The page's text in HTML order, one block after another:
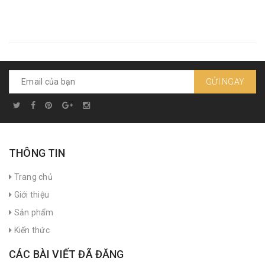
GỬI NGAY
THÔNG TIN
Trang chủ
Giới thiệu
Sản phẩm
Kiến thức
CÁC BÀI VIẾT ĐÃ ĐĂNG